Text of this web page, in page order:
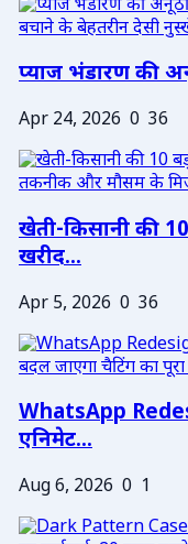
प्याज भंडारण की
Apr 24, 2026 0 36
खेती-किसानी की
खरीद...
Apr 5, 2026 0 36
WhatsApp
एनिमेट...
Aug 6, 2026 0 1